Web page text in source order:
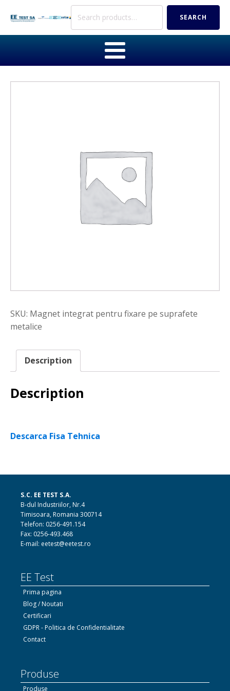
Search
SEARCH
SKU: Magnet integrat pentru fixare pe suprafete
metalice
Description
Description
Descarca Fisa Tehnica
S.C. EE TEST S.A.
B-dul Industriilor, Nr.4
Timisoara, Romania 300714
Telefon: 0256-491.154
Fax: 0256-493.468
E-mail: eetest@eetest.ro
EE Test
Prima pagina
Blog / Noutati
Certificari
GDPR - Politica de Confidentialitate
Contact
Produse
Produse